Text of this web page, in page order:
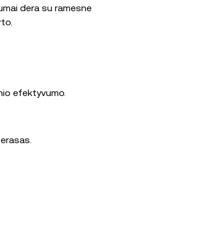
dera su ramesne
efektyvumo.